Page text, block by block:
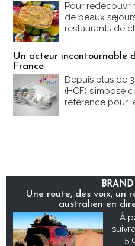
Pour
de beaux
restaurants de
Un acteur incontournable
France
Depuis plus de
(HCF) s’impose
référence pour
Une route, des voix, un
australien en
À
5